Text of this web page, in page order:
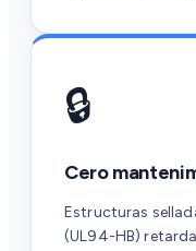
🔒
Cero
Estructuras
(UL94-HB)